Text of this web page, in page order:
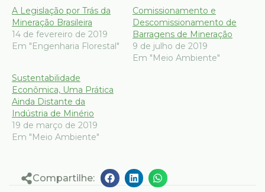
A Legislação por Trás da
Mineração Brasileira
14 de fevereiro de 2019
Em "Engenharia Florestal"
Comissionamento e
Descomissionamento de
Barragens de Mineração
9 de julho de 2019
Em "Meio Ambiente"
Sustentabilidade
Econômica, Uma Prática
Ainda Distante da
Indústria de Minério
19 de março de 2019
Em "Meio Ambiente"
Compartilhe: